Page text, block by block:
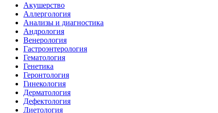
Акушерство
Аллергология
Анализы и диагностика
Андрология
Венерология
Гастроэнтерология
Гематология
Генетика
Геронтология
Гинекология
Дерматология
Дефектология
Диетология